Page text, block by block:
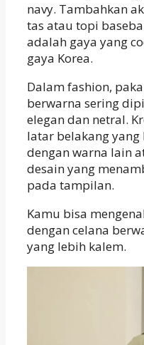
navy. Tambahkan
tas atau topi
adalah gaya yang
gaya Korea.
Dalam fashion,
berwarna sering
elegan dan netral.
latar belakang
dengan warna lain
desain yang
pada tampilan.
Kamu bisa
dengan celana
yang lebih kalem.